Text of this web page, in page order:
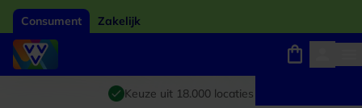
Consument Zakelijk
Giftcard van het jaar 2026
Keuze uit 18.000 locaties
Winkels, webshops en uitjes